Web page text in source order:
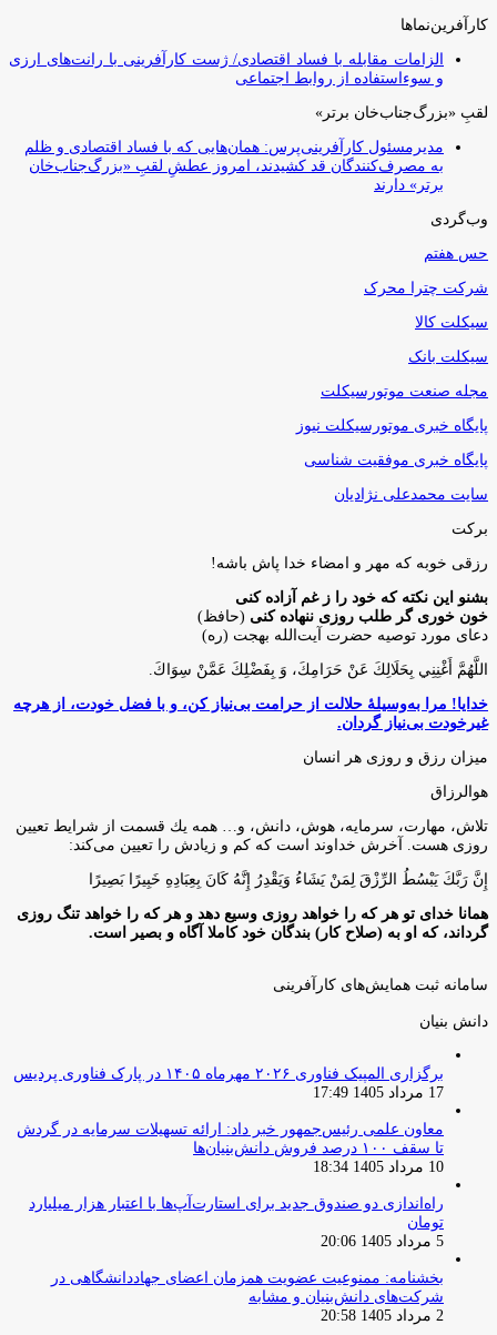
کارآفرین‌نماها
الزامات مقابله با فساد اقتصادی/ ژست کارآفرینی با رانت‌های ارزی
و سوءاستفاده از روابط اجتماعی
لقبِ «بزرگ‌جناب‌خان برتر»
مدیرمسئول کارآفرینی‌پرس: همان‌هایی که با فساد اقتصادی و ظلم
به مصرف‌کنندگان قد کشیدند، امروز عطشِ لقبِ «بزرگ‌جناب‌خان
برتر» دارند
وب‌گردی
حس هفتم
شرکت چترا محرک
سیکلت کالا
سیکلت بانک
مجله صنعت موتورسیکلت
پایگاه خبری موتورسیکلت نیوز
پایگاه خبری موفقیت شناسی
سایت محمدعلی نژادیان
برکت
رزقی خوبه كه مهر و امضاء خدا پاش باشه!
بشنو این نکته که خود را ز غم آزاده کنی
خون خوری گر طلب روزی ننهاده کنی (حافظ)
دعای مورد توصیه حضرت آیت‌الله بهجت (ره)
اللَّهُمَّ أَغْنِنِي بِحَلَالِكَ عَنْ حَرَامِكَ، وَ بِفَضْلِكَ عَمَّنْ سِوَاكَ‏.
خدایا! مرا به‌وسیلۀ حلالت از حرامت بی‌نیاز کن، و با فضل خودت، از هرچه
غیرخودت بی‌نیاز گردان.
میزان رزق و روزی هر انسان
هوالرزاق
تلاش، مهارت، سرمايه، هوش، دانش، و… همه يك قسمت از شرايط تعيين
روزى هست. آخرش خداوند است كه كم و زيادش را تعيين مى‌كند:
إِنَّ رَبَّكَ يَبْسُطُ الرِّزْقَ لِمَنْ يَشَاءُ وَيَقْدِرُ إِنَّهُ كَانَ بِعِبَادِهِ خَبِيرًا بَصِيرًا
همانا خدای تو هر که را خواهد روزی وسیع دهد و هر که را خواهد تنگ روزی
گرداند، که او به (صلاح کار) بندگان خود کاملا آگاه و بصیر است.
سامانه ثبت همایش‌های کارآفرینی
دانش‌ بنیان‌
برگزاری المپیک فناوری ۲۰۲۶ مهرماه ۱۴۰۵ در پارک فناوری پردیس
17 مرداد 1405 17:49
معاون علمی رئیس‌جمهور خبر داد: ارائه تسهیلات سرمایه در گردش
تا سقف ۱۰۰ درصد فروش دانش‌بنیان‌ها
10 مرداد 1405 18:34
راه‌اندازی دو صندوق جدید برای استارت‌آپ‌ها با اعتبار هزار میلیارد
تومان
5 مرداد 1405 20:06
بخشنامه: ممنوعیت عضویت همزمان اعضای جهاددانشگاهی در
شرکت‌های دانش‌بنیان و مشابه
2 مرداد 1405 20:58